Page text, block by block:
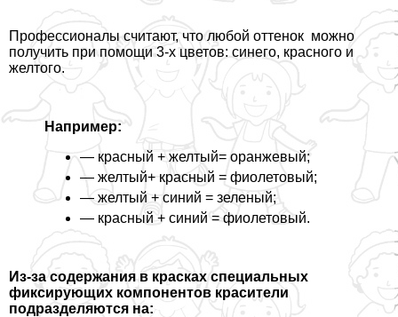
Профессионалы считают, что любой оттенок можно
получить при помощи 3-х цветов: синего, красного и
желтого.
Например:
— красный + желтый= оранжевый;
— желтый+ красный = фиолетовый;
— желтый + синий = зеленый;
— красный + синий = фиолетовый.
Из-за содержания в красках специальных
фиксирующих компонентов красители
подразделяются на: